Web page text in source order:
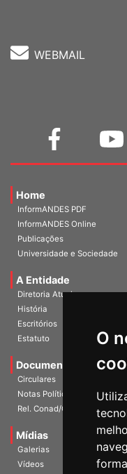
O
WEBMAIL
Home
InformANDES PDF
InformANDES Online
Publicações
Universidade e Sociedade
A Entidade
Diretoria Atual
História
Escritórios
Estatuto
Documentos
Circulares
Notas Políticas
Rel. Conad/Congresso
Mídias
Galerias
Vídeos